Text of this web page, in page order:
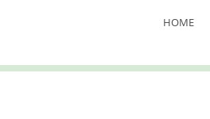
HOME